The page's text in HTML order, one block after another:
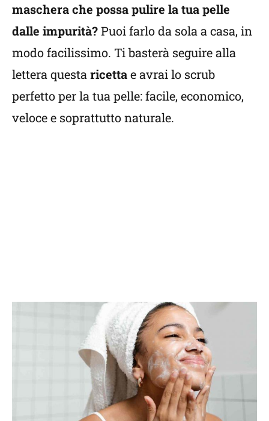
maschera che possa pulire la tua pelle
dalle impurità?Puoi farlo da sola a casa, in
modo facilissimo. Ti basterà seguire alla
lettera questa ricettae avrai lo scrub
perfetto per la tua pelle: facile, economico,
veloce e soprattutto naturale.